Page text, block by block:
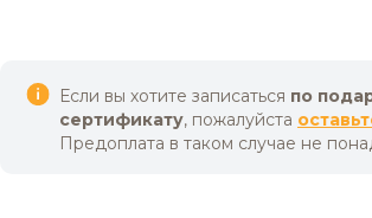
Если вы хотите записаться по
сертификату, пожалуйста
Предоплата в таком случае не